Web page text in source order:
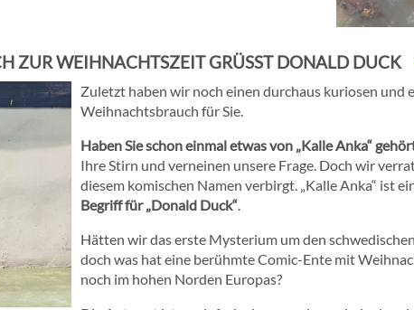
ZUR WEIHNACHTSZEIT GRÜSST DONALD DUCK
Zuletzt haben wir noch einen durchaus kuriosen und
Weihnachtsbrauch für Sie.
Haben Sie schon einmal etwas von „Kalle Anka“
Ihre Stirn und verneinen unsere Frage. Doch wir
diesem komischen Namen verbirgt. „Kalle Anka“ ist
Begriff für „Donald Duck“.
Hätten wir das erste Mysterium um den
doch was hat eine berühmte Comic-Ente mit
noch im hohen Norden Europas?